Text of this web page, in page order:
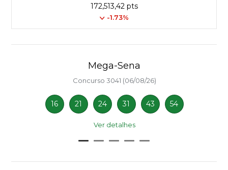
172,513,42 pts
-1.73%
Mega-Sena
Concurso 3041 (06/08/26)
16 21 24 31 43 54
Ver detalhes